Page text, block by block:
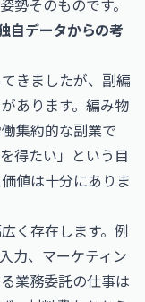
勢そのものです。
自データからの考
きましたが、副編
あります。編み物
集約的な副業で
得たい」という目
値は十分にありま
く存在します。例
力、マーケティン
業務委託の仕事は